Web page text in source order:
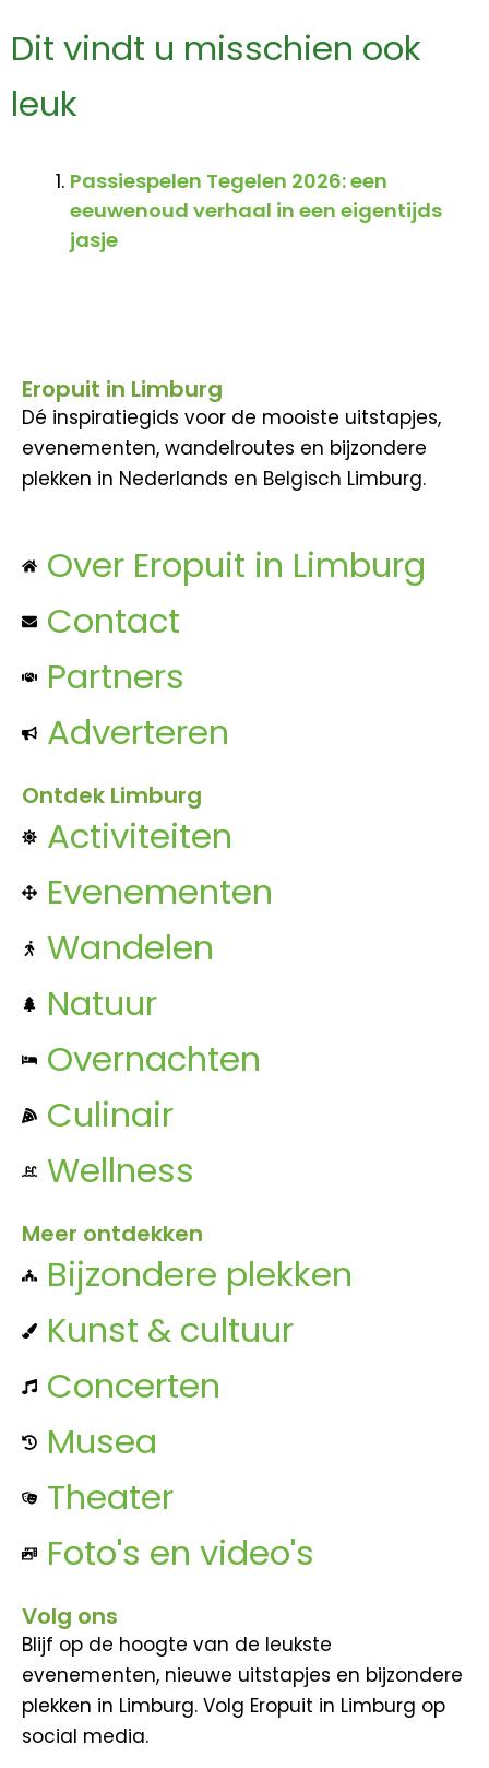
Dit vindt u misschien ook
leuk
Passiespelen Tegelen 2026: een
eeuwenoud verhaal in een eigentijds
jasje
Eropuit in Limburg
Dé inspiratiegids voor de mooiste uitstapjes,
evenementen, wandelroutes en bijzondere
plekken in Nederlands en Belgisch Limburg.
Over Eropuit in Limburg
Contact
Partners
Adverteren
Ontdek Limburg
Activiteiten
Evenementen
Wandelen
Natuur
Overnachten
Culinair
Wellness
Meer ontdekken
Bijzondere plekken
Kunst & cultuur
Concerten
Musea
Theater
Foto's en video's
Volg ons
Blijf op de hoogte van de leukste
evenementen, nieuwe uitstapjes en bijzondere
plekken in Limburg. Volg Eropuit in Limburg op
social media.